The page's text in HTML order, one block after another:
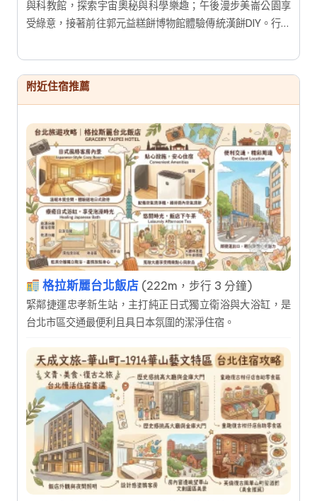
與科教館，探索宇宙奧秘與科學樂趣；午後漫步美崙公園享
受綠意，接著前往郭元益糕餅博物館體驗傳統漢餅DIY。行程
歸，輕鬆度過充實又有趣的假期。
附近住宿推薦
格拉斯麗台北飯店 (222m，步行 3 分鐘)
緊鄰捷運忠孝新生站，主打純正日式獨立衛浴與大浴缸，是
台北市區交通最便利且具日本氛圍的潔淨住宿。